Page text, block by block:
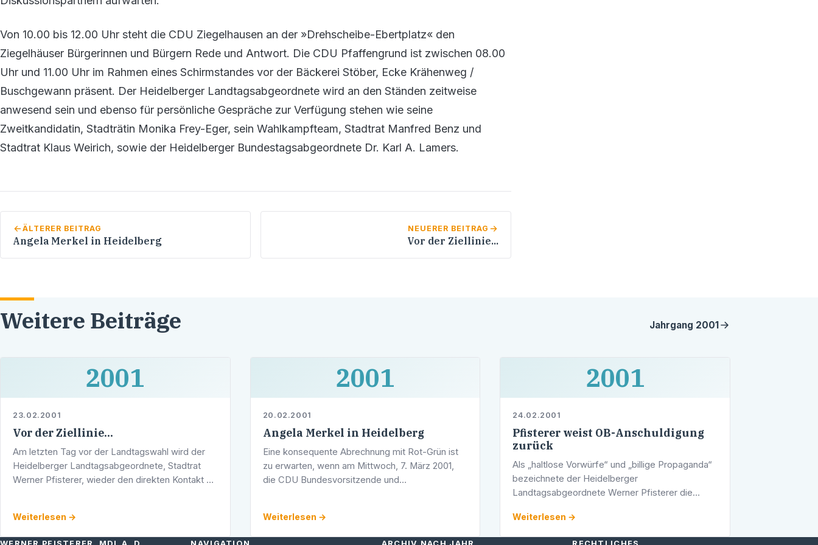
Von 10.00 bis 12.00 Uhr steht die CDU Ziegelhausen an der »Drehscheibe-Ebertplatz« den
Ziegelhäuser Bürgerinnen und Bürgern Rede und Antwort. Die CDU Pfaffengrund ist zwischen 08.00
Uhr und 11.00 Uhr im Rahmen eines Schirmstandes vor der Bäckerei Stöber, Ecke Krähenweg /
Buschgewann präsent. Der Heidelberger Landtagsabgeordnete wird an den Ständen zeitweise
anwesend sein und ebenso für persönliche Gespräche zur Verfügung stehen wie seine
Zweitkandidatin, Stadträtin Monika Frey-Eger, sein Wahlkampfteam, Stadtrat Manfred Benz und
Stadtrat Klaus Weirich, sowie der Heidelberger Bundestagsabgeordnete Dr. Karl A. Lamers.
ÄLTERER BEITRAG
Angela Merkel in Heidelberg
NEUERER BEITRAG
Vor der Ziellinie...
Weitere Beiträge Jahrgang 2001
2001
23.02.2001
Vor der Ziellinie...
Am letzten Tag vor der Landtagswahl wird der
Heidelberger Landtagsabgeordnete, Stadtrat
Werner Pfisterer, wieder den direkten Kontakt zu
Weiterlesen →
2001
20.02.2001
Angela Merkel in Heidelberg
Eine konsequente Abrechnung mit Rot-Grün ist
zu erwarten, wenn am Mittwoch, 7. März 2001,
die CDU Bundesvorsitzende und
Heidelberger …
Weiterlesen →
2001
24.02.2001
Pfisterer weist OB-Anschuldigung
zurück
Als „haltlose Vorwürfe“ und „billige Propaganda“
bezeichnete der Heidelberger
Landtagsabgeordnete Werner Pfisterer die
Oberbürgermeisterin Beate Weber.
Weiterlesen →